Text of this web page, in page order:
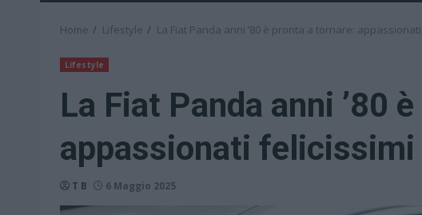
Home Lifestyle La Fiat Panda anni ’80 è pronta a tornare:
Lifestyle
La Fiat Panda anni ’80
appassionati felicissimi
T B 6 Maggio 2025